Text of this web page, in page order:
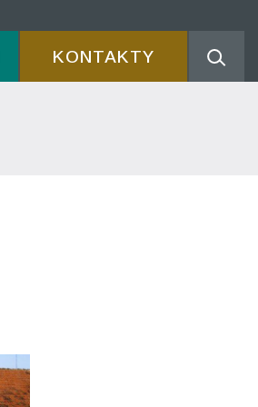
KONTAKTY